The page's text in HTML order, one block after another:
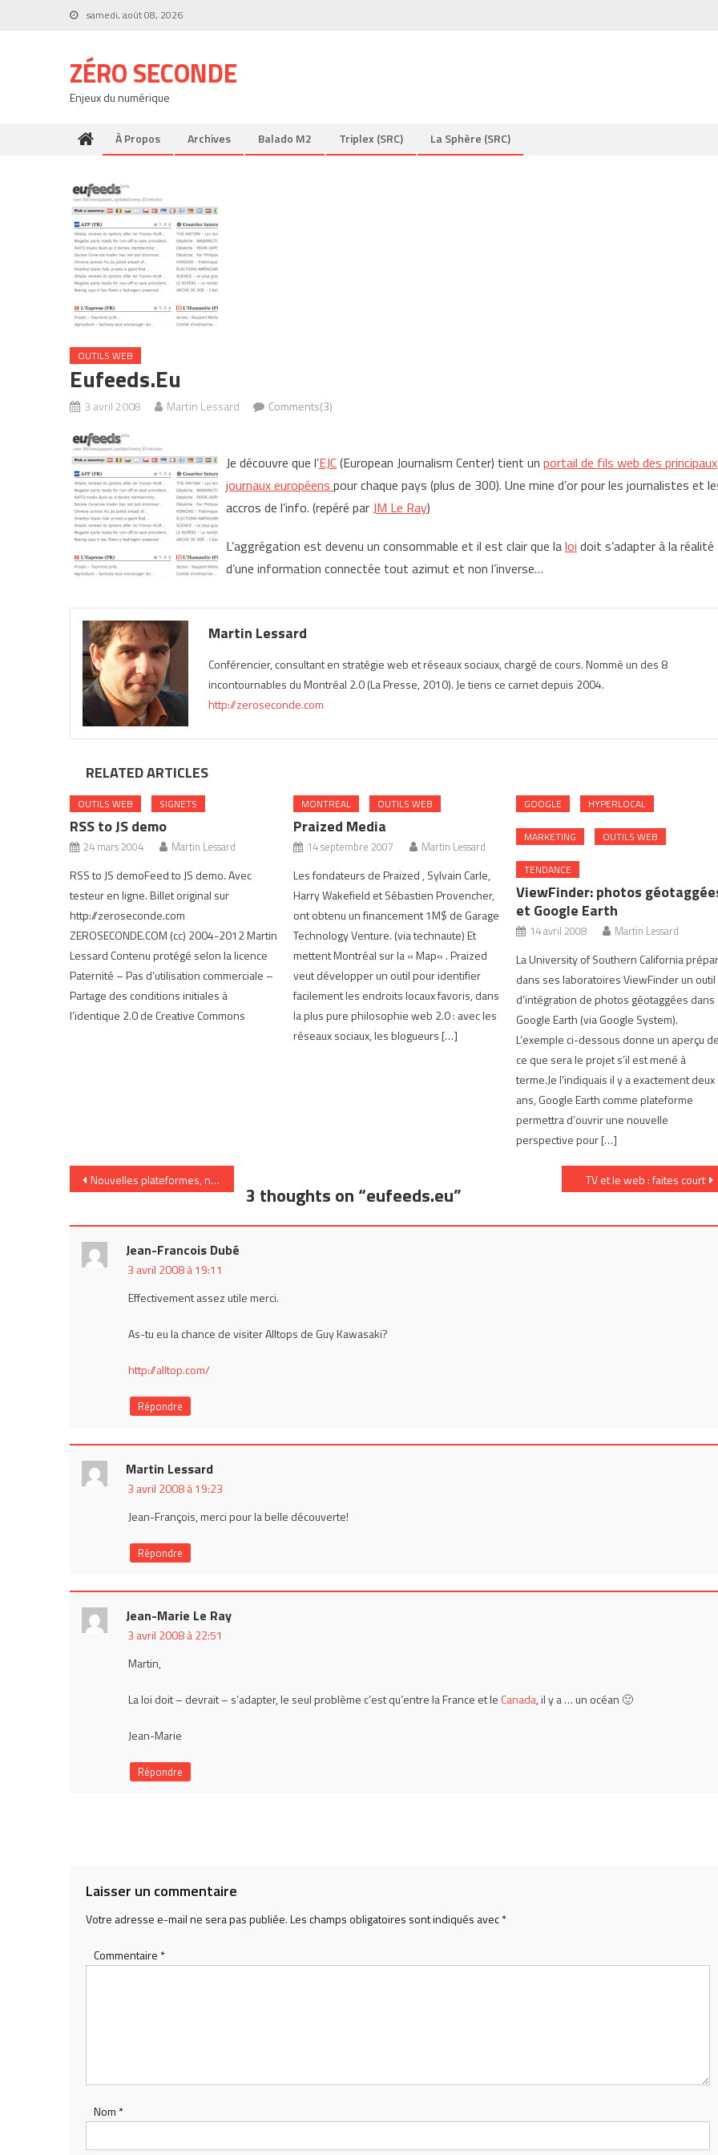
samedi, août 08, 2026
ZÉRO SECONDE
Enjeux du numérique
À Propos Archives Balado M2 Triplex (SRC) La Sphère (SRC)
OUTILS WEB
Eufeeds.eu
3 avril 2008 Martin Lessard Comments(3)
Je découvre que l’EJC(European Journalism Center) tient un portail de fils web des principaux
journaux européens pour chaque pays (plus de 300). Une mine d’or pour les journalistes et
accros de l’info. (repéré parJM Le Ray)
L’aggrégation est devenu un consommable et il est clair que laloi doit s’adapter à la réalité
d’une information connectée tout azimut et non l’inverse…
Martin Lessard
Conférencier, consultant en stratégie web et réseaux sociaux, chargé de cours. Nommé un des 8
incontournables du Montréal 2.0 (La Presse, 2010). Je tiens ce carnet depuis 2004.
http://zeroseconde.com
RELATED ARTICLES
OUTILS WEB SIGNETS
RSS to JS demo
24 mars 2004 Martin Lessard
RSS to JS demoFeed to JS demo. Avec
testeur en ligne. Billet original sur
http://zeroseconde.com
ZEROSECONDE.COM (cc) 2004-2012 Martin
Lessard Contenu protégé selon la licence
Paternité – Pas d’utilisation commerciale –
Partage des conditions initiales à
l’identique 2.0 de Creative Commons
MONTREAL OUTILS WEB
Praized Media
14 septembre 2007 Martin Lessard
Les fondateurs de Praized , Sylvain Carle,
Harry Wakefield et Sébastien Provencher,
ont obtenu un financement 1M$ de Garage
Technology Venture. (via technaute) Et
mettent Montréal sur la « Map« . Praized
veut développer un outil pour identifier
facilement les endroits locaux favoris, dans
la plus pure philosophie web 2.0 : avec les
réseaux sociaux, les blogueurs […]
GOOGLE HYPERLOCAL
MARKETING OUTILS WEB
TENDANCE
ViewFinder: photos
et Google Earth
14 avril 2008 Martin Lessard
La University of Southern California
dans ses laboratoires ViewFinder un outil
d’intégration de photos géotaggées dans
Google Earth (via Google System).
L’exemple ci-dessous donne un aperçu de
ce que sera le projet s’il est mené à
terme.Je l’indiquais il y a exactement deux
ans, Google Earth comme plateforme
permettra d’ouvrir une nouvelle
perspective pour […]
Navigation
l’article
Nouvelles plateformes, nouveaux contenus TV et le web : faites court
3 thoughts on “eufeeds.eu”
Jean-Francois Dubé
3 avril 2008 à 19:11
Effectivement assez utile merci.
As-tu eu la chance de visiter Alltops de Guy Kawasaki?
http://alltop.com/
Répondre
Martin Lessard
3 avril 2008 à 19:23
Jean-François, merci pour la belle découverte!
Répondre
Jean-Marie Le Ray
3 avril 2008 à 22:51
Martin,
La loi doit – devrait – s’adapter, le seul problème c’est qu’entre la France et le Canada, il y a … un océan 🙂
Jean-Marie
Répondre
Laisser un commentaire
Votre adresse e-mail ne sera pas publiée.Les champs obligatoires sont indiqués avec*
Commentaire *
Nom *